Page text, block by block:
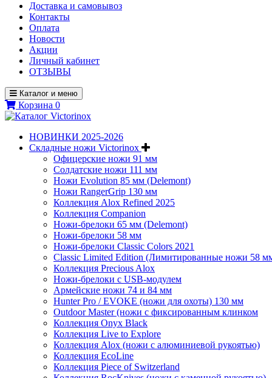
Доставка и самовывоз
Контакты
Оплата
Новости
Акции
Личный кабинет
ОТЗЫВЫ
Каталог и меню
Корзина 0
НОВИНКИ 2025-2026
Складные ножи Victorinox
Офицерские ножи 91 мм
Солдатские ножи 111 мм
Ножи Evolution 85 мм (Delemont)
Ножи RangerGrip 130 мм
Коллекция Alox Refined 2025
Коллекция Companion
Ножи-брелоки 65 мм (Delemont)
Ножи-брелоки 58 мм
Ножи-брелоки Classic Colors 2021
Classic Limited Edition (Лимитированные ножи 58
Коллекция Precious Alox
Ножи-брелоки с USB-модулем
Армейские ножи 74 и 84 мм
Hunter Pro / EVOKE (ножи для охоты) 130 мм
Outdoor Master (ножи с фиксированным клинком
Коллекция Onyx Black
Коллекция Live to Explore
Коллекция Alox (ножи с алюминиевой рукоятью)
Коллекция EcoLine
Коллекция Piece of Switzerland